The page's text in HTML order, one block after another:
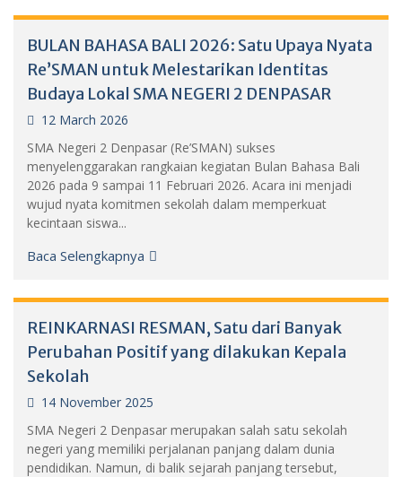
BULAN BAHASA BALI 2026: Satu Upaya Nyata
Re’SMAN untuk Melestarikan Identitas
Budaya Lokal SMA NEGERI 2 DENPASAR
12 March 2026
SMA Negeri 2 Denpasar (Re’SMAN) sukses
menyelenggarakan rangkaian kegiatan Bulan Bahasa Bali
2026 pada 9 sampai 11 Februari 2026. Acara ini menjadi
wujud nyata komitmen sekolah dalam memperkuat
kecintaan siswa...
Baca Selengkapnya
REINKARNASI RESMAN, Satu dari Banyak
Perubahan Positif yang dilakukan Kepala
Sekolah
14 November 2025
SMA Negeri 2 Denpasar merupakan salah satu sekolah
negeri yang memiliki perjalanan panjang dalam dunia
pendidikan. Namun, di balik sejarah panjang tersebut,